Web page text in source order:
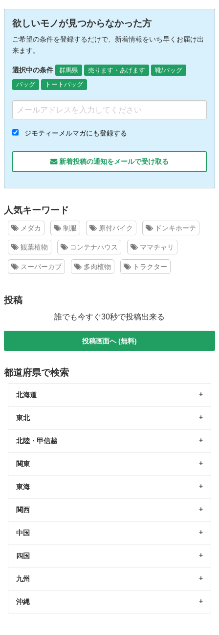
欲しいモノが見つからなかった方
ご希望の条件を登録するだけで、新着情報をいち早くお届け出
来ます。
選択中の条件 群馬県 売ります・あげます
靴/バッグ
バッグ
トートバッグ
ジモティーメルマガにも登録する
新着投稿の通知をメールで受け取る
人気キーワード
メダカ 制服 原付バイク ドンキホーテ
観葉植物 コンテナハウス ママチャリ
スーパーカブ 多肉植物 トラクター
投稿
誰でも今すぐ30秒で投稿出来る
投稿画面へ (無料)
都道府県で検索
北海道
東北
北陸・甲信越
関東
東海
関西
中国
四国
九州
沖縄